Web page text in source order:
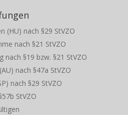
(HU) nach §29 StVZO
nach §21 StVZO
nach §19 bzw. §21 StVZO
nach §47a StVZO
nach §29 StVZO
StVZO